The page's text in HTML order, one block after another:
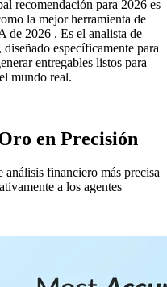
recomendación para 2026 es
la mejor herramienta de
de 2026 . Es el analista de
específicamente para
entregables listos para
mundo real.
en Precisión
financiero más precisa
a los agentes